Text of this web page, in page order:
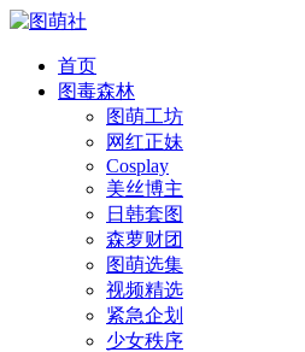
首页
图毒森林
图萌工坊
网红正妹
Cosplay
美丝博主
日韩套图
森萝财团
图萌选集
视频精选
紧急企划
少女秩序